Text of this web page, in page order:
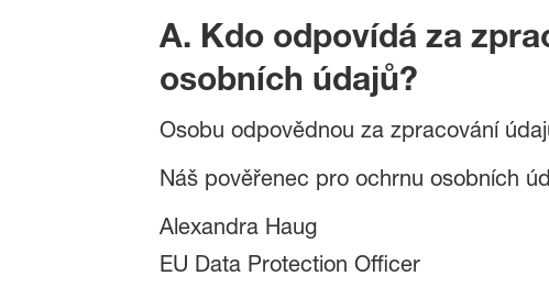
A. Kdo odpovídá za
osobních údajů?
Osobu odpovědnou za zpracování
Náš pověřenec pro ochrnu osobních
Alexandra Haug
EU Data Protection Officer